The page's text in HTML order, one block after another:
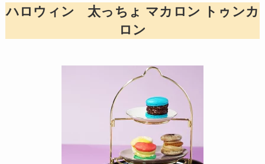
ハロウィン 太っちょ マカロン トゥンカ
ロン